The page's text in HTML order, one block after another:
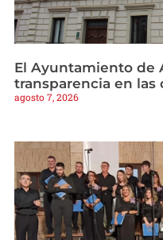
El Ayuntamiento de
transparencia en las
agosto 7, 2026